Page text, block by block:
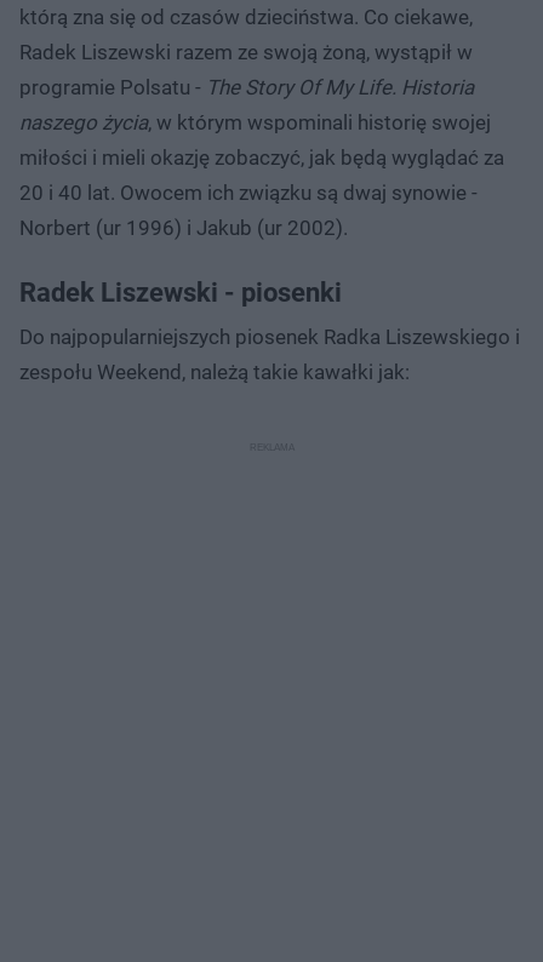
którą zna się od czasów dzieciństwa. Co ciekawe,
Radek Liszewski razem ze swoją żoną, wystąpił w
programie Polsatu - The Story Of My Life. Historia
naszego życia, w którym wspominali historię swojej
miłości i mieli okazję zobaczyć, jak będą wyglądać za
20 i 40 lat. Owocem ich związku są dwaj synowie -
Norbert (ur 1996) i Jakub (ur 2002).
Radek Liszewski - piosenki
Do najpopularniejszych piosenek Radka Liszewskiego i
zespołu Weekend, należą takie kawałki jak: